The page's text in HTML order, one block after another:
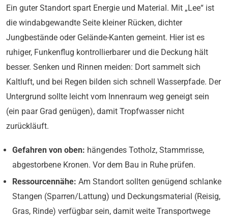
Ein guter Standort spart Energie und Material. Mit „Lee“ ist
die windabgewandte Seite kleiner Rücken, dichter
Jungbestände oder Gelände-Kanten gemeint. Hier ist es
ruhiger, Funkenflug kontrollierbarer und die Deckung hält
besser. Senken und Rinnen meiden: Dort sammelt sich
Kaltluft, und bei Regen bilden sich schnell Wasserpfade. Der
Untergrund sollte leicht vom Innenraum weg geneigt sein
(ein paar Grad genügen), damit Tropfwasser nicht
zurückläuft.
Gefahren von oben: hängendes Totholz, Stammrisse,
abgestorbene Kronen. Vor dem Bau in Ruhe prüfen.
Ressourcennähe: Am Standort sollten genügend schlanke
Stangen (Sparren/Lattung) und Deckungsmaterial (Reisig,
Gras, Rinde) verfügbar sein, damit weite Transportwege